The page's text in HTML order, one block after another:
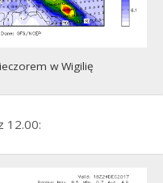
w Wigilię
12.00: